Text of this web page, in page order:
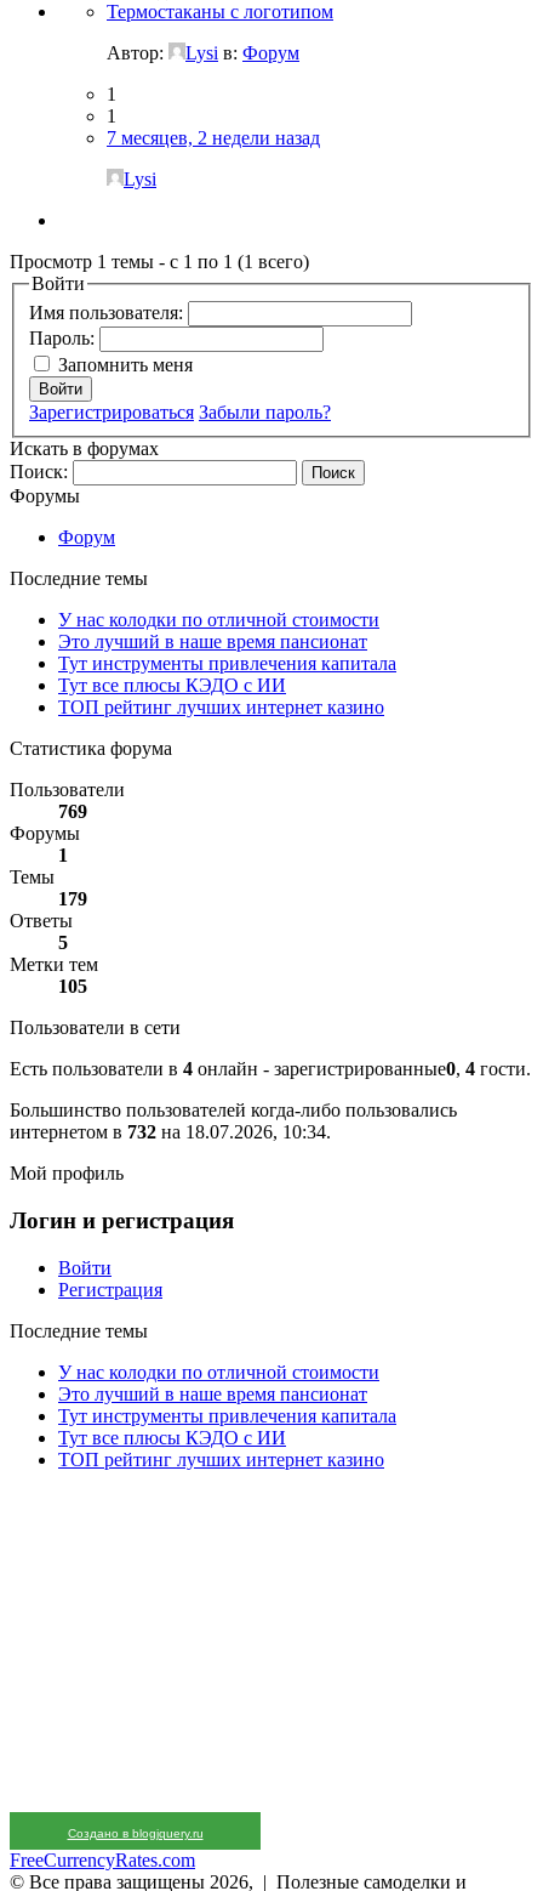
Термостаканы с логотипом
Автор:
Lysi в: Форум
1
1
7 месяцев, 2 недели назад
Lysi
Просмотр 1 темы - с 1 по 1 (1 всего)
Войти
Имя пользователя:
Пароль:
Запомнить меня
Войти
Зарегистрироваться Забыли пароль?
Искать в форумах
Поиск:
Форумы
Форум
Последние темы
У нас колодки по отличной стоимости
Это лучший в наше время пансионат
Тут инструменты привлечения капитала
Тут все плюсы КЭДО с ИИ
ТОП рейтинг лучших интернет казино
Статистика форума
Пользователи
769
Форумы
1
Темы
179
Ответы
5
Метки тем
105
Пользователи в сети
Есть пользователи в 4 онлайн - зарегистрированные0, 4 гости.
Большинство пользователей когда-либо пользовались
интернетом в 732 на 18.07.2026, 10:34.
Мой профиль
Логин и регистрация
Войти
Регистрация
Последние темы
У нас колодки по отличной стоимости
Это лучший в наше время пансионат
Тут инструменты привлечения капитала
Тут все плюсы КЭДО с ИИ
ТОП рейтинг лучших интернет казино
Создано в blogjquery.ru
FreeCurrencyRates.com
© Все права защищены 2026, | Полезные самоделки и